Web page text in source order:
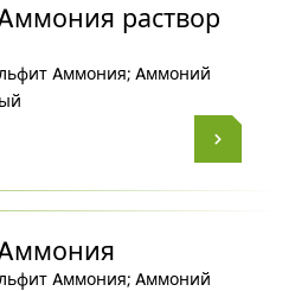
раствор
Aммония; Aммоний
Aммония; Aммоний